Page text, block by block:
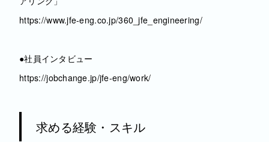
https://www.jfe-eng.co.jp/360_jfe_engineering/
●社員インタビュー
https://jobchange.jp/jfe-eng/work/
求める経験・スキル